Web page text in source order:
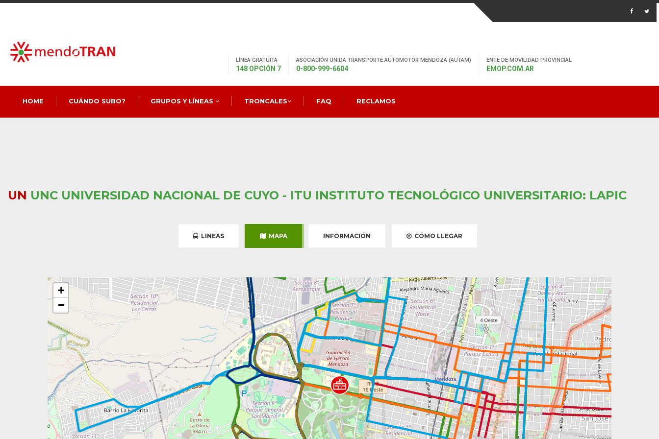
LÍNEA GRATUITA
148 OPCIÓN 7
ASOCIACIÓN UNIDA TRANSPORTE AUTOMOTOR MENDOZA (AUTAM)
0-800-999-6604
ENTE DE MOVILIDAD PROVINCIAL
EMOP.COM.AR
HOME CUÁNDO SUBO? GRUPOS Y LÍNEAS TRONCALES FAQ RECLAMOS
UN UNC UNIVERSIDAD NACIONAL DE CUYO - ITU INSTITUTO TECNOLÓGICO UNIVERSITARIO: LAPIC
LINEAS MAPA INFORMACIÓN CÓMO LLEGAR
+
−